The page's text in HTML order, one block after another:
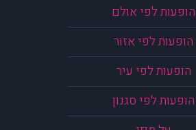
הופעות לפי אולם
הופעות לפי אזור
הופעות לפי עיר
הופעות לפי סגנון